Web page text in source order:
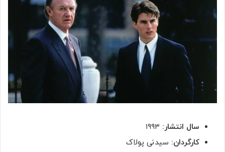
سال انتشار:
کارگردان: سیدنی پولاک